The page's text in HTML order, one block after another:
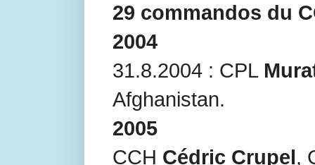
29 commandos du
2004
31.8.2004 : CPL
Afghanistan.
2005
CCH Cédric Crupel,